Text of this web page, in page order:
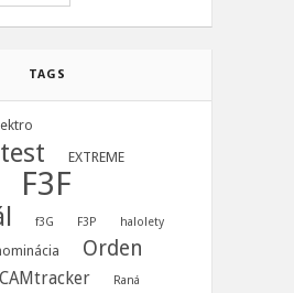
TAGS
EXTREME
F3F
f3G F3P halolety
Orden
Raná